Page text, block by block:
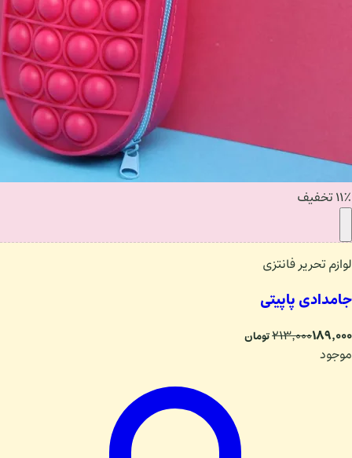
۱۱٪ تخفیف
لوازم تحریر فانتزی
جامدادی پاپیتی
۲۱۳٬۰۰۰۱۸۹٬۰۰۰ تومان
موجود